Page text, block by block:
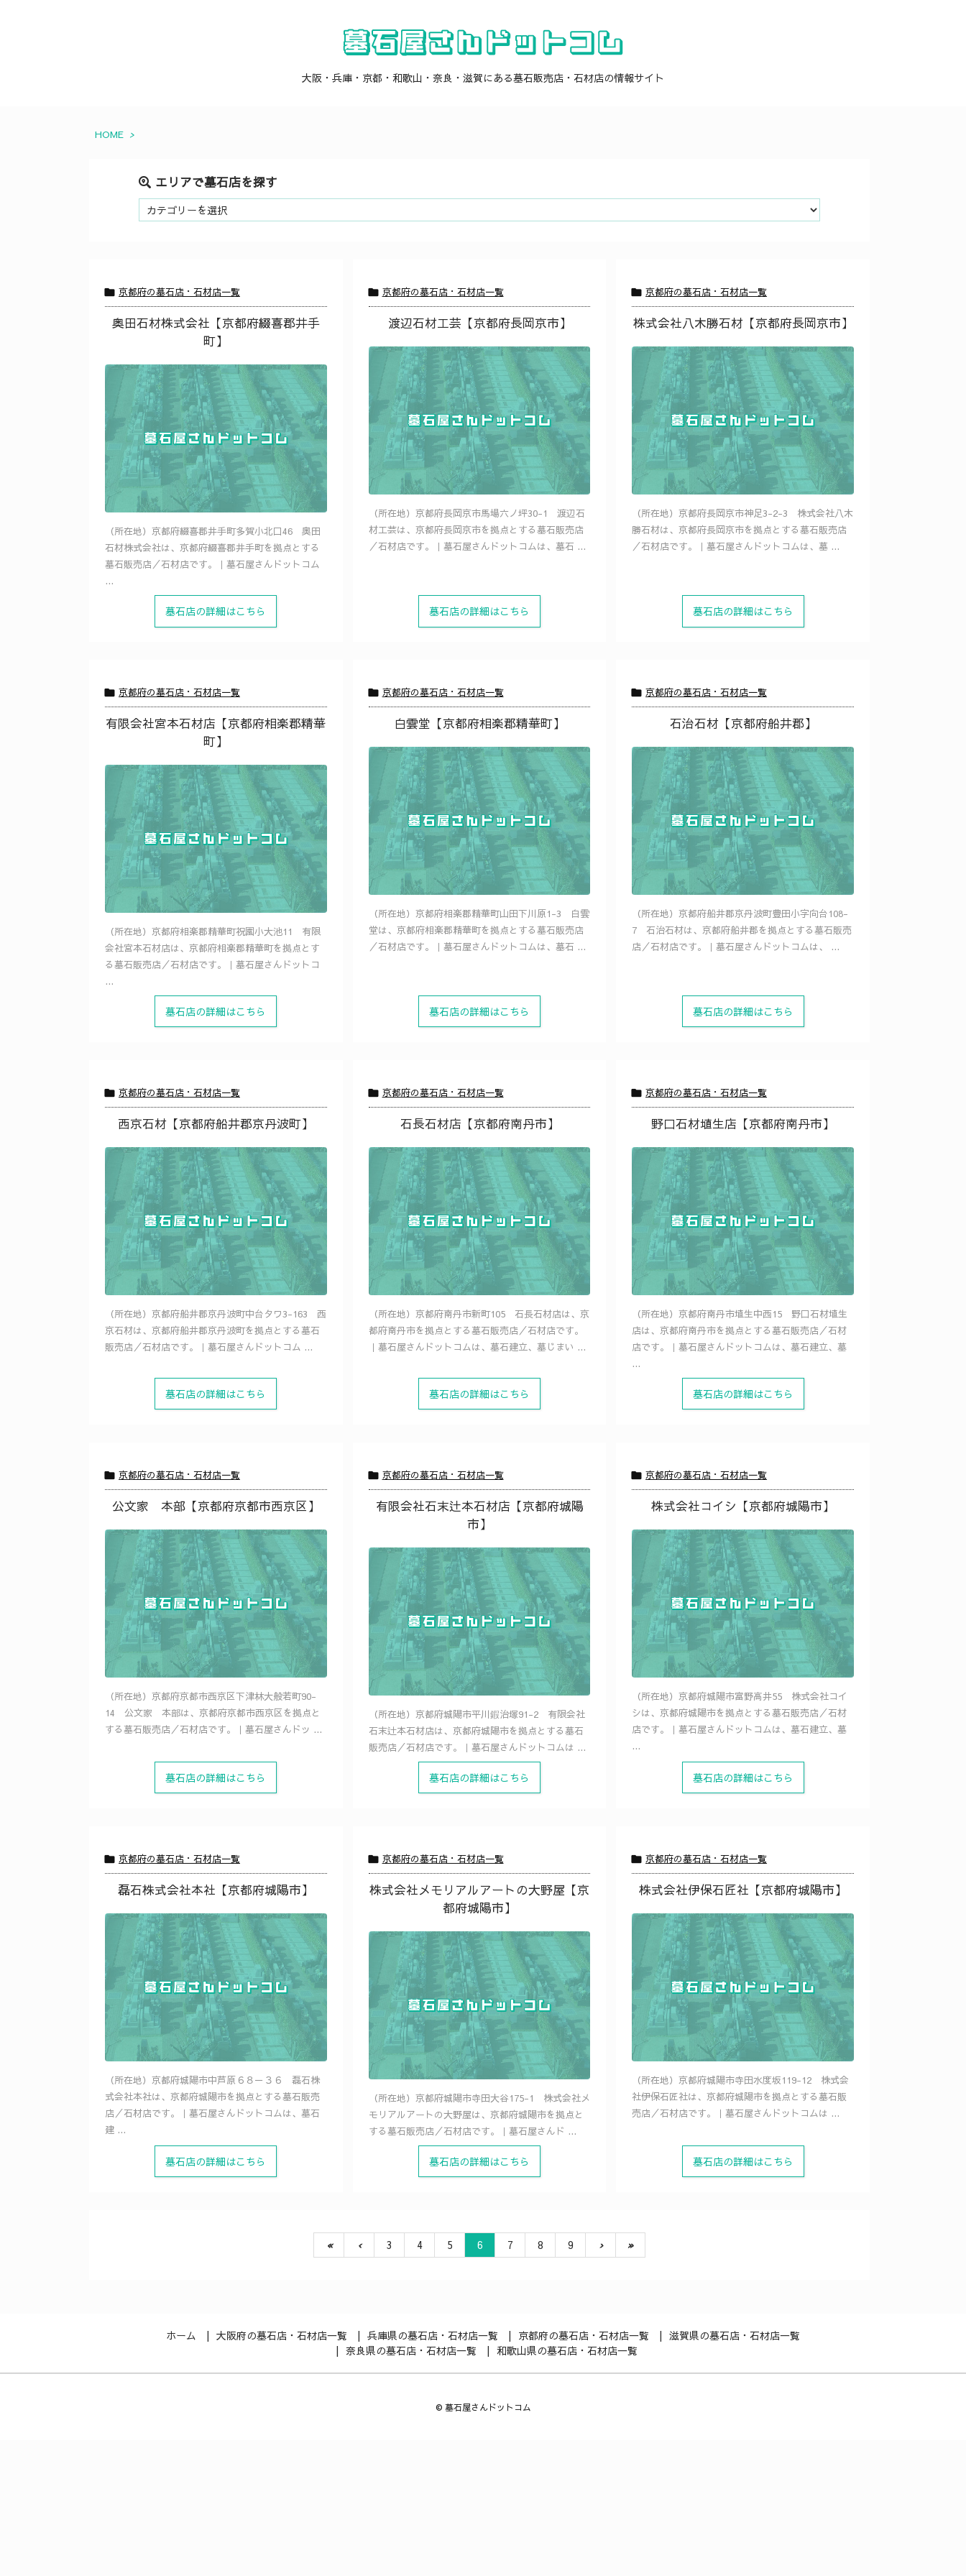
大阪・兵庫・京都・和歌山・奈良・滋賀にある墓石販売店・石材店の情報サイト
HOME >
エリアで墓石店を探す
エ
リ
店
を
探
 京都府の墓石店・石材店一覧
奥田石材株式会社【京都府綴喜郡井手
町】
（所在地）京都府綴喜郡井手町多賀小北口46 奥田
石材株式会社は、京都府綴喜郡井手町を拠点とする
墓石販売店／石材店です。｜墓石屋さんドットコム
...
墓石店の詳細はこちら
 京都府の墓石店・石材店一覧
渡辺石材工芸【京都府長岡京市】
（所在地）京都府長岡京市馬場六ノ坪30-1 渡辺石
材工芸は、京都府長岡京市を拠点とする墓石販売店
／石材店です。｜墓石屋さんドットコムは、墓石 ...
墓石店の詳細はこちら
 京都府の墓石店・石材店一覧
株式会社八木勝石材【京都府長岡京市】
（所在地）京都府長岡京市神足3-2-3 株式会社八木
勝石材は、京都府長岡京市を拠点とする墓石販売店
／石材店です。｜墓石屋さんドットコムは、墓 ...
墓石店の詳細はこちら
 京都府の墓石店・石材店一覧
有限会社宮本石材店【京都府相楽郡精華
町】
（所在地）京都府相楽郡精華町祝園小大池11 有限
会社宮本石材店は、京都府相楽郡精華町を拠点とす
る墓石販売店／石材店です。｜墓石屋さんドットコ
...
墓石店の詳細はこちら
 京都府の墓石店・石材店一覧
白雲堂【京都府相楽郡精華町】
（所在地）京都府相楽郡精華町山田下川原1-3 白雲
堂は、京都府相楽郡精華町を拠点とする墓石販売店
／石材店です。｜墓石屋さんドットコムは、墓石 ...
墓石店の詳細はこちら
 京都府の墓石店・石材店一覧
石治石材【京都府船井郡】
（所在地）京都府船井郡京丹波町豊田小字向台108-
7 石治石材は、京都府船井郡を拠点とする墓石販売
店／石材店です。｜墓石屋さんドットコムは、 ...
墓石店の詳細はこちら
 京都府の墓石店・石材店一覧
西京石材【京都府船井郡京丹波町】
（所在地）京都府船井郡京丹波町中台タワ3-163 西
京石材は、京都府船井郡京丹波町を拠点とする墓石
販売店／石材店です。｜墓石屋さんドットコム ...
墓石店の詳細はこちら
 京都府の墓石店・石材店一覧
石長石材店【京都府南丹市】
（所在地）京都府南丹市新町105 石長石材店は、京
都府南丹市を拠点とする墓石販売店／石材店です。
｜墓石屋さんドットコムは、墓石建立、墓じまい ...
墓石店の詳細はこちら
 京都府の墓石店・石材店一覧
野口石材埴生店【京都府南丹市】
（所在地）京都府南丹市埴生中西15 野口石材埴生
店は、京都府南丹市を拠点とする墓石販売店／石材
店です。｜墓石屋さんドットコムは、墓石建立、墓
...
墓石店の詳細はこちら
 京都府の墓石店・石材店一覧
公文家 本部【京都府京都市西京区】
（所在地）京都府京都市西京区下津林大般若町90-
14 公文家 本部は、京都府京都市西京区を拠点と
する墓石販売店／石材店です。｜墓石屋さんドッ ...
墓石店の詳細はこちら
 京都府の墓石店・石材店一覧
有限会社石末辻本石材店【京都府城陽
市】
（所在地）京都府城陽市平川鍜治塚91-2 有限会社
石末辻本石材店は、京都府城陽市を拠点とする墓石
販売店／石材店です。｜墓石屋さんドットコムは ...
墓石店の詳細はこちら
 京都府の墓石店・石材店一覧
株式会社コイシ【京都府城陽市】
（所在地）京都府城陽市富野高井55 株式会社コイ
シは、京都府城陽市を拠点とする墓石販売店／石材
店です。｜墓石屋さんドットコムは、墓石建立、墓
...
墓石店の詳細はこちら
 京都府の墓石店・石材店一覧
磊石株式会社本社【京都府城陽市】
（所在地）京都府城陽市中芦原６８－３６ 磊石株
式会社本社は、京都府城陽市を拠点とする墓石販売
店／石材店です。｜墓石屋さんドットコムは、墓石
建 ...
墓石店の詳細はこちら
 京都府の墓石店・石材店一覧
株式会社メモリアルアートの大野屋【京
都府城陽市】
（所在地）京都府城陽市寺田大谷175-1 株式会社メ
モリアルアートの大野屋は、京都府城陽市を拠点と
する墓石販売店／石材店です。｜墓石屋さんド ...
墓石店の詳細はこちら
 京都府の墓石店・石材店一覧
株式会社伊保石匠社【京都府城陽市】
（所在地）京都府城陽市寺田水度坂119-12 株式会
社伊保石匠社は、京都府城陽市を拠点とする墓石販
売店／石材店です。｜墓石屋さんドットコムは ...
墓石店の詳細はこちら
« ‹ 3 4 5 6 7 8 9 › »
ホーム 大阪府の墓石店・石材店一覧 兵庫県の墓石店・石材店一覧 京都府の墓石店・石材店一覧
滋賀県の墓石店・石材店一覧
奈良県の墓石店・石材店一覧
和歌山県の墓石店・石材店一覧
© 墓石屋さんドットコム